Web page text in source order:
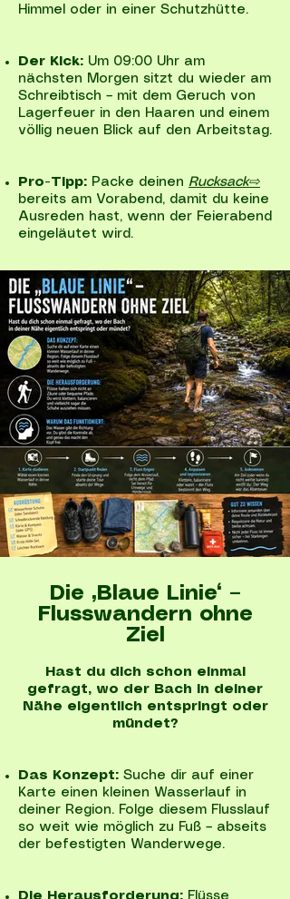
Himmel oder in einer Schutzhütte.
Der Kick: Um 09:00 Uhr am
nächsten Morgen sitzt du wieder am
Schreibtisch – mit dem Geruch von
Lagerfeuer in den Haaren und einem
völlig neuen Blick auf den Arbeitstag.
Pro-Tipp: Packe deinen Rucksack⇨
bereits am Vorabend, damit du keine
Ausreden hast, wenn der Feierabend
eingeläutet wird.
Die „Blaue Linie“ –
Flusswandern ohne
Ziel
Hast du dich schon einmal
gefragt, wo der Bach in deiner
Nähe eigentlich entspringt oder
mündet?
Das Konzept: Suche dir auf einer
Karte einen kleinen Wasserlauf in
deiner Region. Folge diesem Flusslauf
so weit wie möglich zu Fuß – abseits
der befestigten Wanderwege.
Die Herausforderung: Flüsse